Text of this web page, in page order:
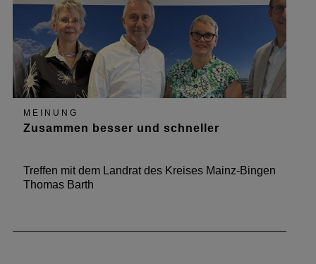
MEINUNG
Zusammen besser und schneller
Treffen mit dem Landrat des Kreises Mainz-Bingen
Thomas Barth